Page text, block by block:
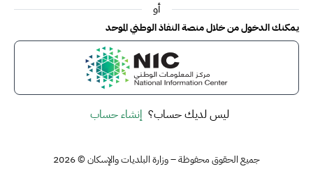
أو
يمكنك الدخول من خلال منصة النفاذ الوطني الموحد
ليس لديك حساب؟ إنشاء حساب
جميع الحقوق محفوظة – وزارة البلديات والإسكان © 2026